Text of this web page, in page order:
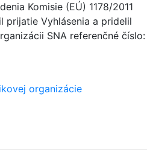
Komisie (EÚ) 1178/2011
prijatie Vyhlásenia a pridelil
SNA referenčné číslo:
organizácie